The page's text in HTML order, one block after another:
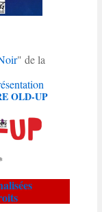
" de la
OLD-UP